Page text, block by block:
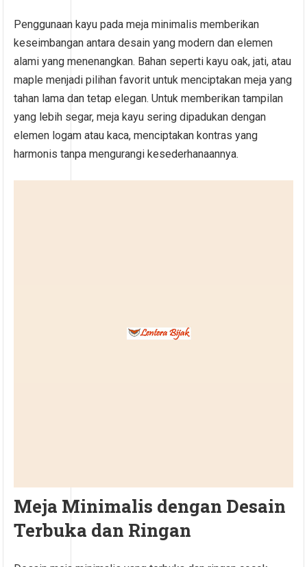
Penggunaan kayu pada meja minimalis memberikan
keseimbangan antara desain yang modern dan elemen
alami yang menenangkan. Bahan seperti kayu oak, jati, atau
maple menjadi pilihan favorit untuk menciptakan meja yang
tahan lama dan tetap elegan. Untuk memberikan tampilan
yang lebih segar, meja kayu sering dipadukan dengan
elemen logam atau kaca, menciptakan kontras yang
harmonis tanpa mengurangi kesederhanaannya.
Meja Minimalis dengan Desain
Terbuka dan Ringan